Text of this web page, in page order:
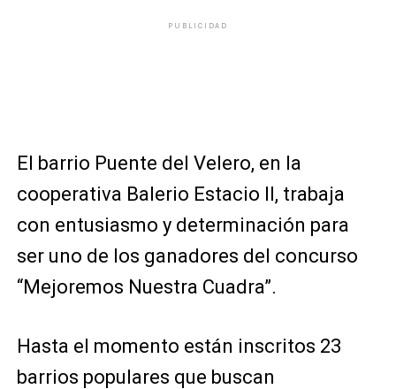
PUBLICIDAD
El barrio Puente del Velero, en la
cooperativa Balerio Estacio II, trabaja
con entusiasmo y determinación para
ser uno de los ganadores del concurso
“Mejoremos Nuestra Cuadra”.
Hasta el momento están inscritos 23
barrios populares que buscan